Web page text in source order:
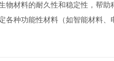
料的耐久性和稳定性，帮助
功能性材料（如智能材料、